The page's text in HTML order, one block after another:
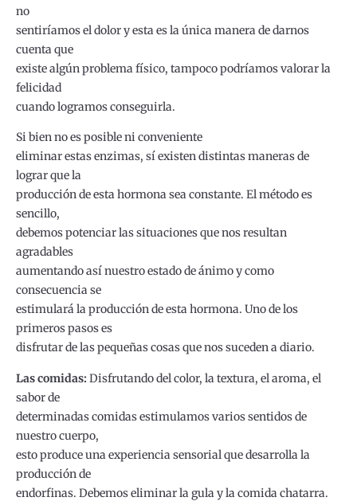
no
sentiríamos el dolor y esta es la única manera de darnos
cuenta que
existe algún problema físico, tampoco podríamos valorar la
felicidad
cuando logramos conseguirla.
Si bien no es posible ni conveniente
eliminar estas enzimas, sí existen distintas maneras de
lograr que la
producción de esta hormona sea constante. El método es
sencillo,
debemos potenciar las situaciones que nos resultan
agradables
aumentando así nuestro estado de ánimo y como
consecuencia se
estimulará la producción de esta hormona. Uno de los
primeros pasos es
disfrutar de las pequeñas cosas que nos suceden a diario.
Las comidas:Disfrutando del color, la textura, el aroma, el
sabor de
determinadas comidas estimulamos varios sentidos de
nuestro cuerpo,
esto produce una experiencia sensorial que desarrolla la
producción de
endorfinas. Debemos eliminar la gula y la comida chatarra.